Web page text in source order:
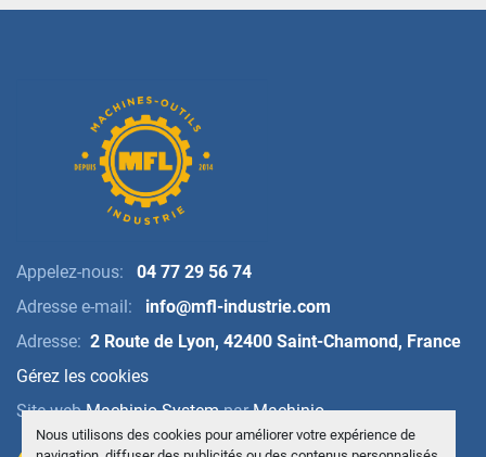
Nous utilisons des cookies pour améliorer votre expérience de
Distance from the axle of spindle to the front of the
column 665 mm
Chip conveyor
Appelez-nous:
04 77 29 56 74
Adresse e-mail:
info@mfl-industrie.com
Adresse: 2 Route de Lyon, 42400 Saint-Chamond, France
Gérez les cookies
Site webMachinio SystemparMachinio